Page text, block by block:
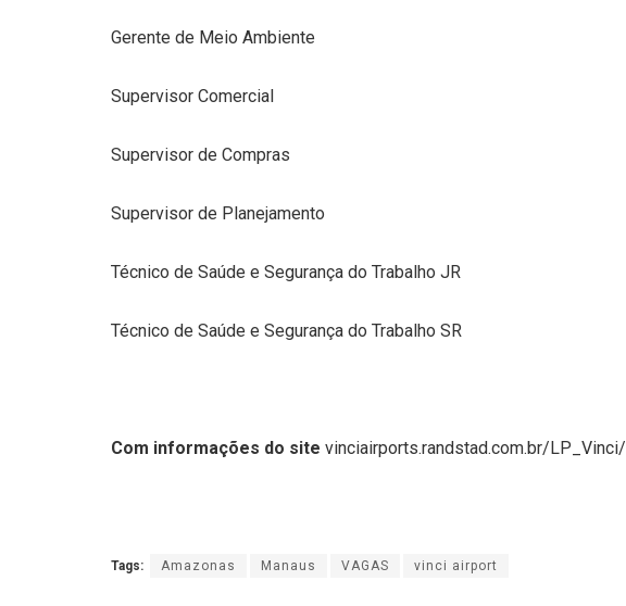
Gerente de Meio Ambiente
Supervisor Comercial
Supervisor de Compras
Supervisor de Planejamento
Técnico de Saúde e Segurança do Trabalho JR
Técnico de Saúde e Segurança do Trabalho SR
Com informações do site vinciairports.randstad.com.br/LP_Vinci/
Tags: Amazonas Manaus VAGAS vinci airport